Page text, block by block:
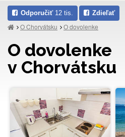
Odporučiť12 tis. Zdieľať
O Chorvátsku O dovolenke
O dovolenke
v Chorvátsku